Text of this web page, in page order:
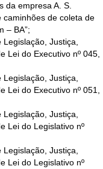
da empresa A. S.
caminhões de coleta de
– BA”;
Justiça,
Lei do Executivo nº 045,
Justiça,
Lei do Executivo nº 051,
Justiça,
Lei do Legislativo nº
Justiça,
Lei do Legislativo nº